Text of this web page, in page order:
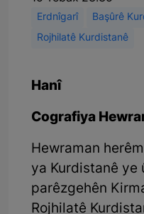
Erdnîgarî
Başûrê
Rojhilatê Kurdistanê
Hanî
Cografiya
Hewraman
ya Kurdistanê ye
parêzgehên
Rojhilatê